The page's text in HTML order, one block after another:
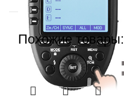
Похожие товары: